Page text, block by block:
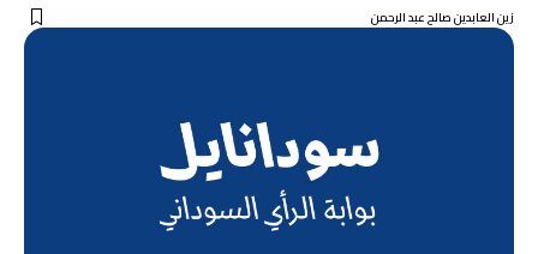
زين العابدين صالح عبد الرحمن